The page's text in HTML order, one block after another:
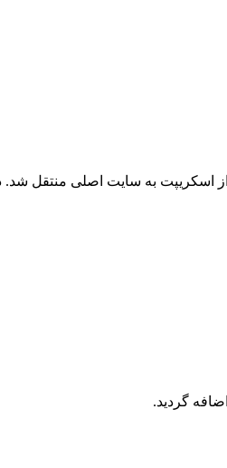
به سایت اصلی منتقل شد.